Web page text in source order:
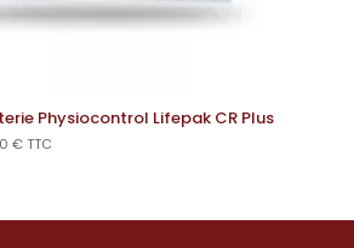
Physiocontrol Lifepak CR Plus
€TTC